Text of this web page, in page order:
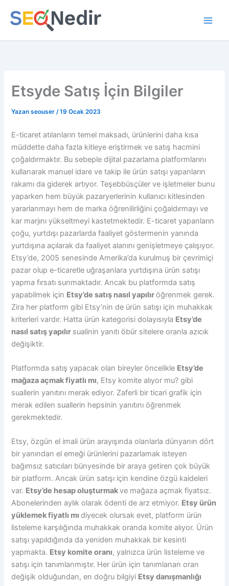
atla
Etsyde Satış İçin Bilgiler
Yazan seouser/19 Ocak 2023
E-ticaret atılanların temel maksadı, ürünlerini daha kısa
müddette daha fazla kitleye eriştirmek ve satış hacmini
çoğaldırmaktır. Bu sebeple dijital pazarlama platformlarını
kullanarak manuel idare ve takip ile ürün satışı yapanların
rakamı da giderek artıyor. Teşebbüsçüler ve işletmeler bunu
yaparken hem büyük pazaryerlerinin kullanıcı kitlesinden
yararlanmayı hem de marka öğrenilirliğini çoğaldırmayı ve
kar marjını yükseltmeyi kastetmektedir. E-ticaret yapanların
çoğu, yurtdışı pazarlarda faaliyet göstermenin yanında
yurtdışına açılarak da faaliyet alanını genişletmeye çalışıyor.
Etsy’de, 2005 senesinde Amerika’da kurulmuş bir çevrimiçi
pazar olup e-ticaretle uğraşanlara yurtdışına ürün satışı
yapma fırsatı sunmaktadır. Ancak bu platformda satış
yapabilmek için Etsy’de satış nasıl yapılıröğrenmek gerek.
Zira her platform gibi Etsy’nin de ürün satışı için muhakkak
kriterleri vardır. Hatta ürün kategorisi dolayısıyla Etsy’de
nasıl satış yapılır sualinin yanıtı öbür sitelere oranla azıcık
değişiktir.
Platformda satış yapacak olan bireyler öncelikle Etsy’de
mağaza açmak fiyatlı mı, Etsy komite alıyor mu? gibi
suallerin yanıtını merak ediyor. Zaferli bir ticari grafik için
merak edilen suallerin hepsinin yanıtını öğrenmek
gerekmektedir.
Etsy, özgün el imali ürün arayışında olanlarla dünyanın dört
bir yanından el emeği ürünlerini pazarlamak isteyen
bağımsız satıcıları bünyesinde bir araya getiren çok büyük
bir platform. Ancak ürün satışı için kendine özgü kaideleri
var. Etsy’de hesap oluşturmakve mağaza açmak fiyatsız.
Abonelerinden aylık olarak ödenti de arz etmiyor. Etsy ürün
yüklemek fiyatlı mıdiyecek olursak evet, platform ürün
listeleme karşılığında muhakkak oranda komite alıyor. Ürün
satışı yapıldığında da yeniden muhakkak bir kesinti
yapmakta. Etsy komite oranı, yalnızca ürün listeleme ve
satışı için tanımlanmıştır. Her ürün için tanımlanan oran
değişik olduğundan, en doğru bilgiyi Etsy danışmanlığı